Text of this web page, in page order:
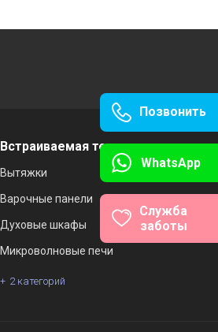
Встраиваемая техника
Вытяжки
Варочные панели
Духовые шкафы
Микроволновые печи
2 категорий
Позвонить
WhatsApp
Служба
заботы